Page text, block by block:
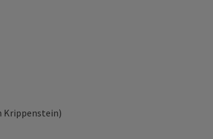
Krippenstein)